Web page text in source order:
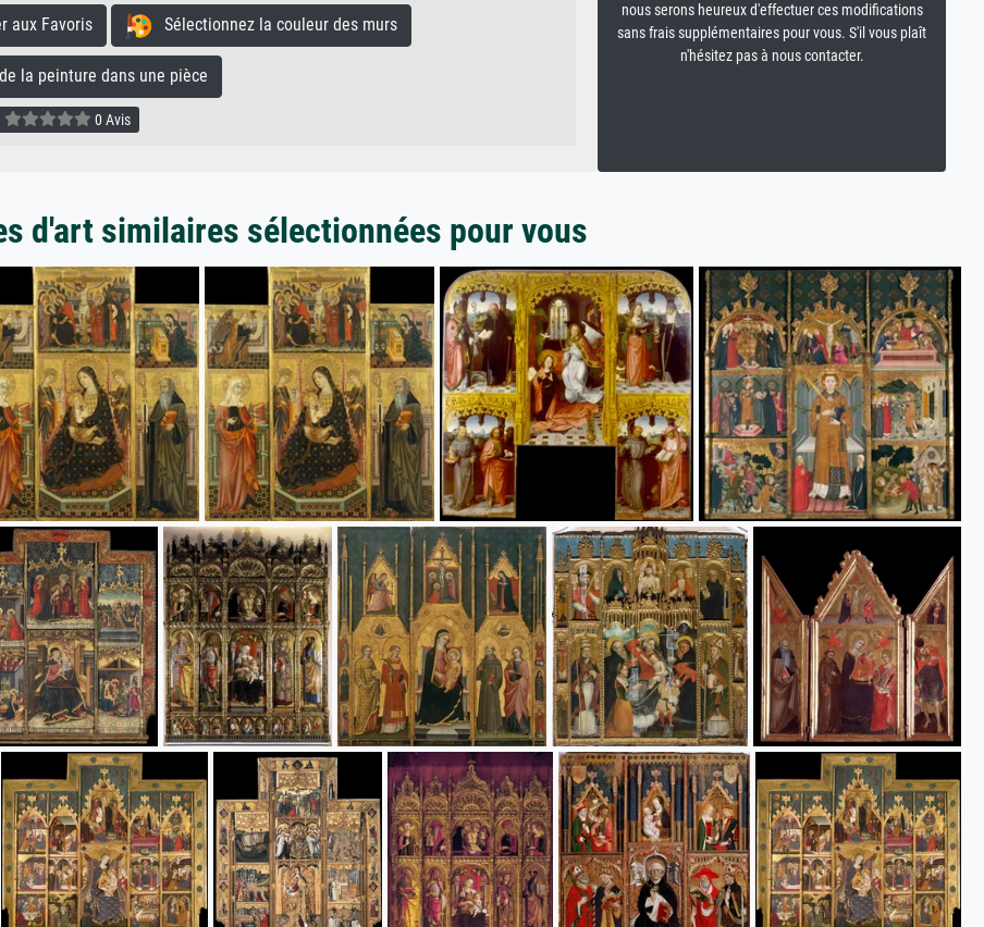
aux Favoris Sélectionnez la couleur des murs
la peinture dans une pièce
0 Avis
nous serons heureux d'effectuer ces modifications
sans frais supplémentaires pour vous. S'il vous plaît
n'hésitez pas à nous contacter.
d'art similaires sélectionnées pour vous